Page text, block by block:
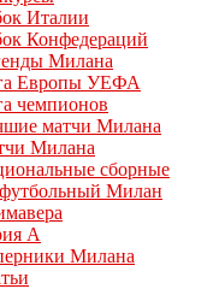
Италии
Конфедераций
Милана
Европы УЕФА
чемпионов
матчи Милана
Милана
сборные
Милан
А
Милана